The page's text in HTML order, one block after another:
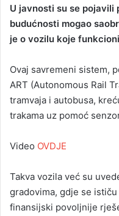
​U javnosti su se
budućnosti mogao
je o vozilu koje
Ovaj savremeni sistem,
ART (Autonomous Rail
tramvaja i autobusa,
trakama uz pomoć
Video OVDJE
Takva vozila već su
gradovima, gdje se
finansijski povoljnije